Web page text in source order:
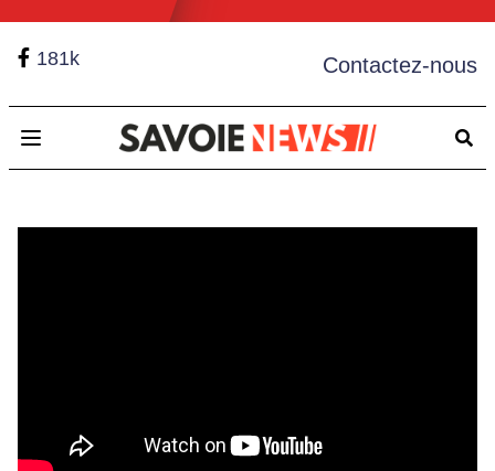
181k Contactez-nous
Open main menu